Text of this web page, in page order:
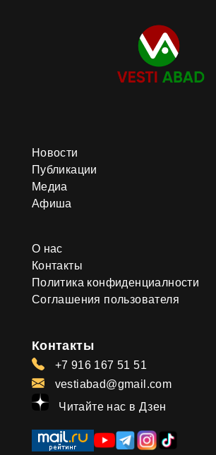
Новости
Публикации
Медиа
Афиша
О нас
Контакты
Политика конфиденциалности
Соглашения пользователя
Контакты
+7 916 167 51 51
vestiabad@gmail.com
Читайте нас в Дзен